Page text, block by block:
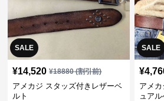
SALE
¥14,520 ¥18880(割引前)
アメカジ スタッズ付きレザーベ
ルト
SALE
¥
アメ
ュアル